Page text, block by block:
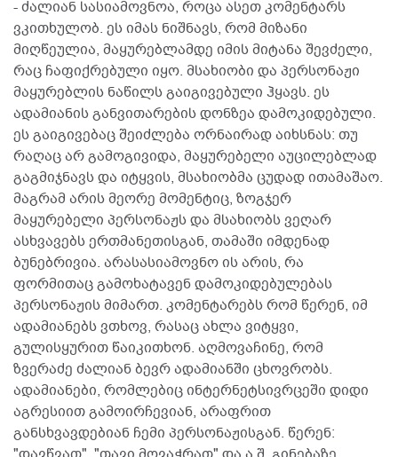
- ძალიან სასიამოვნოა, როცა ასეთ კომენტარს
ვკითხულობ. ეს იმას ნიშნავს, რომ მიზანი
მიღწეულია, მაყურებლამდე იმის მიტანა შევძელი,
რაც ჩაფიქრებული იყო. მსახიობი და პერსონაჟი
მაყურებლის ნაწილს გაიგივებული ჰყავს. ეს
ადამიანის განვითარების დონზეა დამოკიდებული.
ეს გაიგივებაც შეიძლება ორნაირად აიხსნას: თუ
რაღაც არ გამოგივიდა, მაყურებელი აუცილებლად
გაგმიჯნავს და იტყვის, მსახიობმა ცუდად ითამაშაო.
მაგრამ არის მეორე მომენტიც, ზოგჯერ
მაყურებელი პერსონაჟს და მსახიობს ვეღარ
ასხვავებს ერთმანეთისგან, თამაში იმდენად
ბუნებრივია. არასასიამოვნო ის არის, რა
ფორმითაც გამოხატავენ დამოკიდებულებას
პერსონაჟის მიმართ. კომენტარებს რომ წერენ, იმ
ადამიანებს ვთხოვ, რასაც ახლა ვიტყვი,
გულისყურით წაიკითხონ. აღმოვაჩინე, რომ
ზვერაძე ძალიან ბევრ ადამიანში ცხოვრობს.
ადამიანები, რომლებიც ინტერნეტსივრცეში დიდი
აგრესიით გამოირჩევიან, არაფრით
განსხვავდებიან ჩემი პერსონაჟისგან. წერენ: